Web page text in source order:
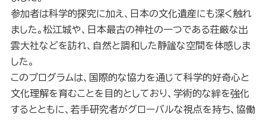
参加者は科学的探究に加え、日本の文化遺産にも深く触れ
ました。松江城や、日本最古の神社の一つである荘厳な出
雲大社などを訪れ、自然と調和した静謐な空間を体感しま
した。
このプログラムは、国際的な協力を通じて科学的好奇心と
文化理解を育むことを目的としており、学術的な絆を強化
するとともに、若手研究者がグローバルな視点を持ち、協働